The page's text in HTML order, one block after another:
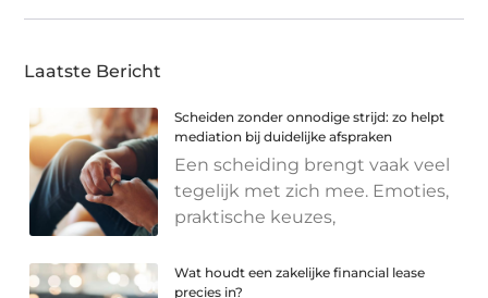
Laatste Bericht
Scheiden zonder onnodige strijd: zo helpt
mediation bij duidelijke afspraken
Een scheiding brengt vaak veel
tegelijk met zich mee. Emoties,
praktische keuzes,
Wat houdt een zakelijke financial lease
precies in?